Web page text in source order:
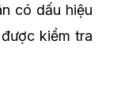
có dấu hiệu
kiểm tra